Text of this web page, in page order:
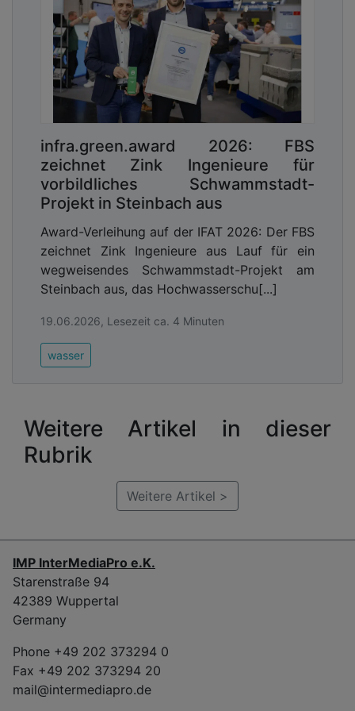
Das schafft Vertrauen, fördert Zusammenarbeit
und erhöht Kalkulationssicherheit.
Welche Rolle spielt die Eigenkontrollverordnung
(EKVO) Hessen bei der Umsetzung von
Voß:Die EKVO ist ein steuerndes Regelwerk, das
Qualitätssicherung, regelmäßige Kontrolle und
langfristige Funktionsfähigkeit der Kanalnetze
sicherstellt. Damit wirkt sie direkt auf den
Allerdings schließe ich mich der Meinung an, die
mittlerweile in Fachkreisen vorherrscht, wonach
die EKVO durchaus als „renovierungsbedürftig“
gilt, weil sie in Teilen nicht mehr zeitgemäß ist.
Eine Modernisierung könnte vor allem mehr
Flexibilität bei den starren Intervallen, eine bessere
Integration neuer DWA-Standards oder die
Einführung und Nutzung digitaler Systeme für
Was sind für Sie die Herausforderungen der
infra.green.award 2026: FBS
zeichnet Zink Ingenieure für
vorbildliches Schwammstadt-
Projekt in Steinbach aus
Award-Verleihung auf der IFAT 2026: Der FBS
zeichnet Zink Ingenieure aus Lauf für ein
wegweisendes Schwammstadt-Projekt am
Steinbach aus, das Hochwasserschu[...]
19.06.2026, Lesezeit ca. 4 Minuten
wasser
Weitere Artikel in dieser
Rubrik
Weitere Artikel >
IMP InterMediaPro e.K.
Starenstraße 94
42389 Wuppertal
Germany
Phone +49 202 373294 0
Fax +49 202 373294 20
mail@intermediapro.de